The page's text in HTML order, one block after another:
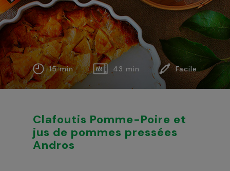
Clafoutis Pomme-Poire et
jus de pommes pressées
Andros
15 min 43 min Facile